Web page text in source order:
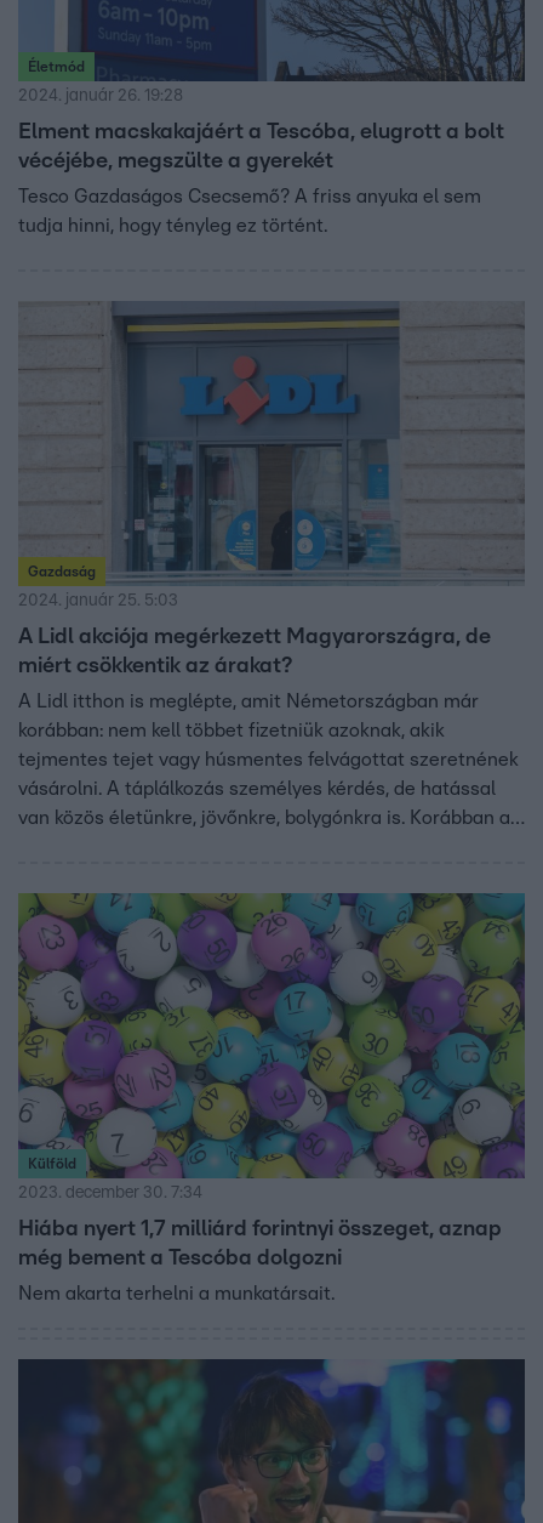
Életmód
2024. január 26. 19:28
Elment macskakajáért a Tescóba, elugrott a bolt
vécéjébe, megszülte a gyerekét
Tesco Gazdaságos Csecsemő? A friss anyuka el sem
tudja hinni, hogy tényleg ez történt.
Gazdaság
2024. január 25. 5:03
A Lidl akciója megérkezett Magyarországra, de
miért csökkentik az árakat?
A Lidl itthon is meglépte, amit Németországban már
korábban: nem kell többet fizetniük azoknak, akik
tejmentes tejet vagy húsmentes felvágottat szeretnének
vásárolni. A táplálkozás személyes kérdés, de hatással
van közös életünkre, jövőnkre, bolygónkra is. Korábban a
árát. Ezekre egyébként Magyarországon is egyre
nagyobb az igény.
Külföld
2023. december 30. 7:34
Hiába nyert 1,7 milliárd forintnyi összeget, aznap
még bement a Tescóba dolgozni
Nem akarta terhelni a munkatársait.